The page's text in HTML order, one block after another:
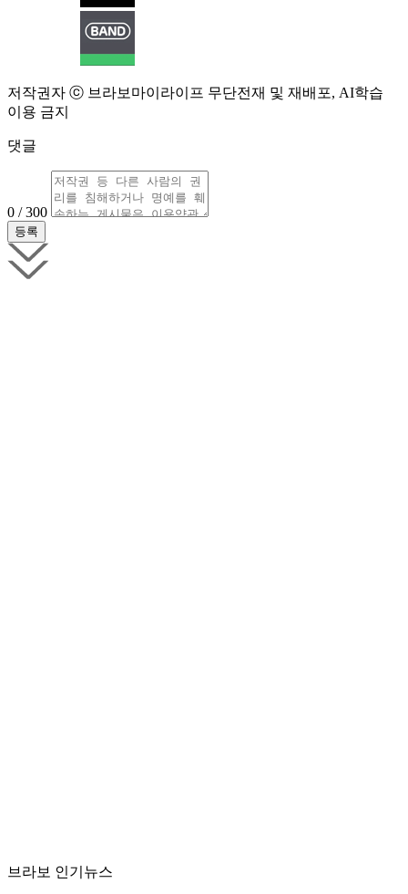
저작권자 ⓒ 브라보마이라이프 무단전재 및 재배포, AI학습
이용 금지
댓글
0 / 300
브라보 인기뉴스